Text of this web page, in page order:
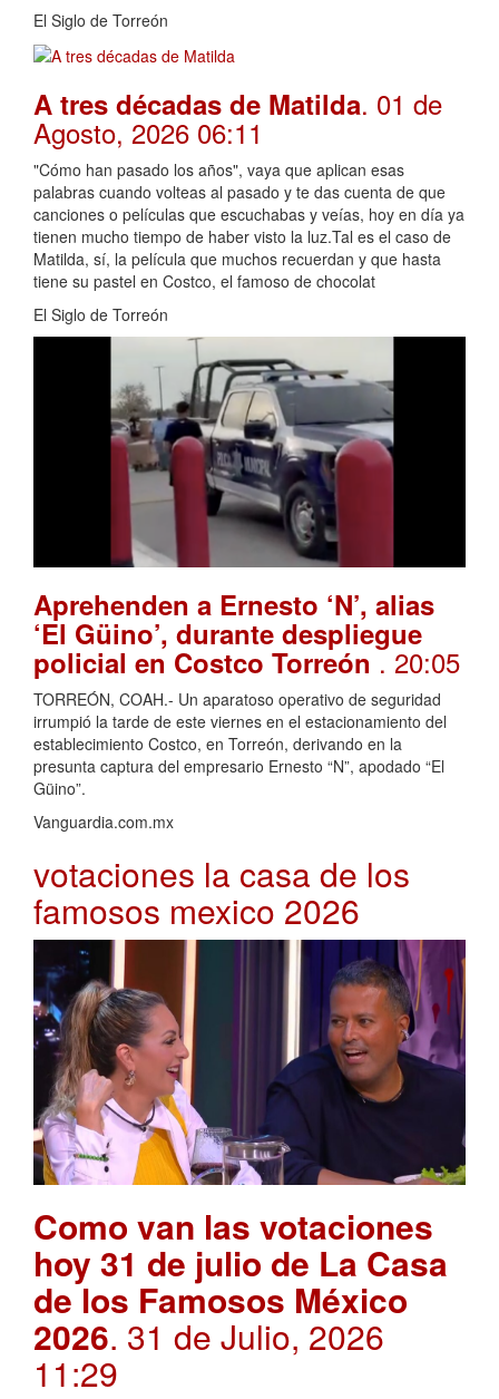
El Siglo de Torreón
A tres décadas de Matilda. 01 de
Agosto, 2026 06:11
"Cómo han pasado los años", vaya que aplican esas
palabras cuando volteas al pasado y te das cuenta de que
canciones o películas que escuchabas y veías, hoy en día ya
tienen mucho tiempo de haber visto la luz.Tal es el caso de
Matilda, sí, la película que muchos recuerdan y que hasta
tiene su pastel en Costco, el famoso de chocolat
El Siglo de Torreón
Aprehenden a Ernesto ‘N’, alias
‘El Güino’, durante despliegue
policial en Costco Torreón. 20:05
TORREÓN, COAH.- Un aparatoso operativo de seguridad
irrumpió la tarde de este viernes en el estacionamiento del
establecimiento Costco, en Torreón, derivando en la
presunta captura del empresario Ernesto “N”, apodado “El
Güino”.
Vanguardia.com.mx
votaciones la casa de los
famosos mexico 2026
Como van las votaciones
hoy 31 de julio de La Casa
de los Famosos México
2026. 31 de Julio, 2026
11:29